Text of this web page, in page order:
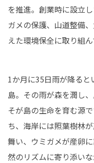
を推進。創業時に設立
ガメの保護、山道整備
えた環境保全に取り組ん
1か月に35日雨が降る
島。その雨が森を潤し、
そが島の生命を育む源
ち、海岸には照葉樹林
舞い、ウミガメが産卵
然のリズムに寄り添いな